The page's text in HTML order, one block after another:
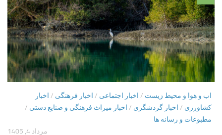
اب و هوا و محیط زیست / اخبار اجتماعی / اخبار فرهنگی / اخبار
کشاورزی / اخبار گردشگری / اخبار میراث فرهنگی و صنایع دستی /
مطبوعات و رسانه ها
مرداد 4, 1405